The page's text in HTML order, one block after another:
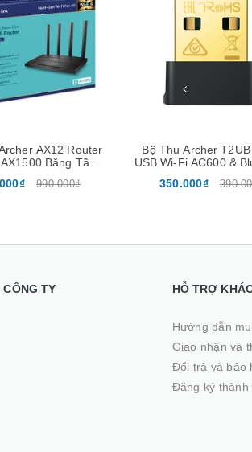
T2UB Nano
AC600 & Bluetooth
390.000₫
Bộ thu Archer T2U
Wi-Fi Nano
259.000₫
TY HỖ TRỢ
Hướng dẫn
Giao nhận và
Đổi trả và bảo
Đăng ký thành